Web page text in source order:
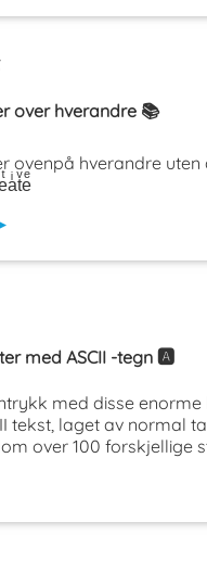
over hverandre 📚
ovenpå hverandre
med ASCII -tegn 🅰️
med disse
tekst, laget av normal
over 100 forskjellige